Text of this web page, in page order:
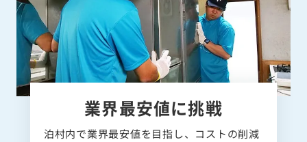
業界最安値に挑戦
泊村内で業界最安値を目指し、コストの削減